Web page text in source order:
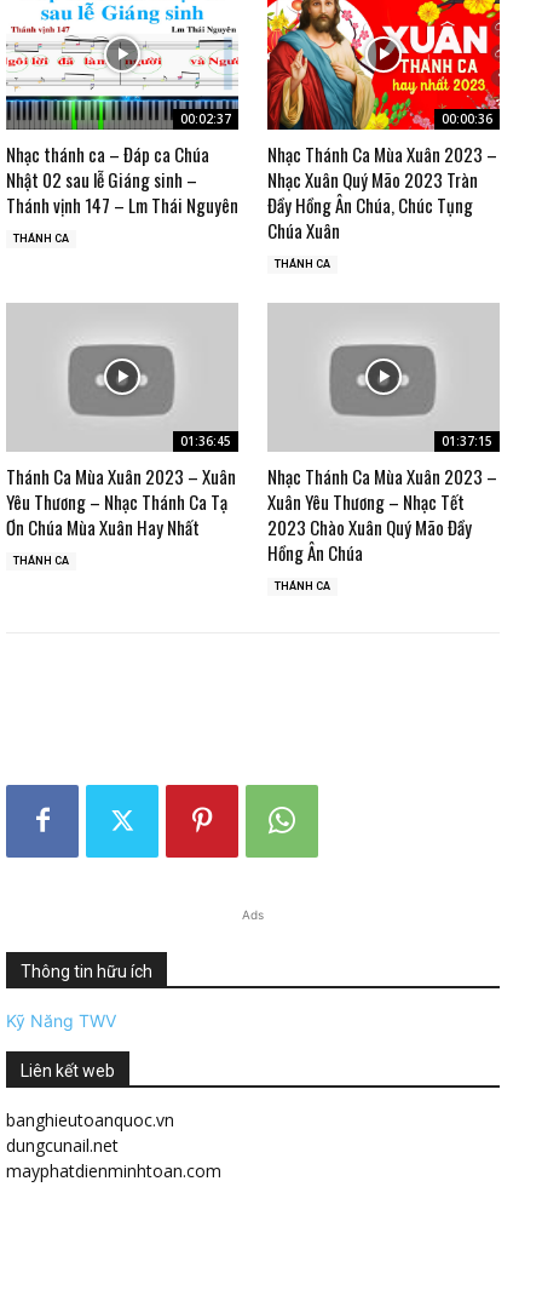
00:02:37
Nhạc thánh ca – Đáp ca Chúa
Nhật 02 sau lễ Giáng sinh –
Thánh vịnh 147 – Lm Thái Nguyên
THÁNH CA
00:00:36
Nhạc Thánh Ca Mùa Xuân 2023 –
Nhạc Xuân Quý Mão 2023 Tràn
Đầy Hồng Ân Chúa, Chúc Tụng
Chúa Xuân
THÁNH CA
01:36:45
Thánh Ca Mùa Xuân 2023 – Xuân
Yêu Thương – Nhạc Thánh Ca Tạ
Ơn Chúa Mùa Xuân Hay Nhất
THÁNH CA
01:37:15
Nhạc Thánh Ca Mùa Xuân 2023 –
Xuân Yêu Thương – Nhạc Tết
2023 Chào Xuân Quý Mão Đầy
Hồng Ân Chúa
THÁNH CA
Ads
Thông tin hữu ích
Kỹ Năng TWV
Liên kết web
banghieutoanquoc.vn
dungcunail.net
mayphatdienminhtoan.com